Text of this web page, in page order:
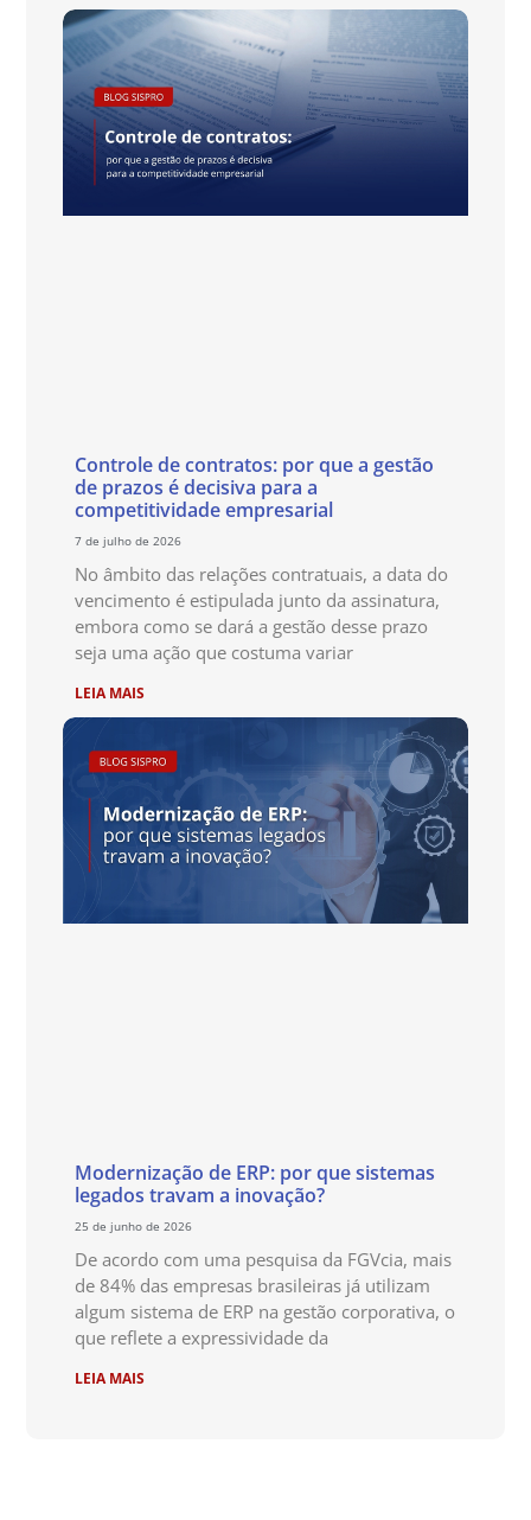
Controle de contratos: por que a gestão
de prazos é decisiva para a
competitividade empresarial
7 de julho de 2026
No âmbito das relações contratuais, a data do
vencimento é estipulada junto da assinatura,
embora como se dará a gestão desse prazo
seja uma ação que costuma variar
LEIA MAIS
Modernização de ERP: por que sistemas
legados travam a inovação?
25 de junho de 2026
De acordo com uma pesquisa da FGVcia, mais
de 84% das empresas brasileiras já utilizam
algum sistema de ERP na gestão corporativa, o
que reflete a expressividade da
LEIA MAIS